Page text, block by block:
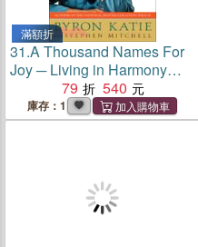
滿額折
31.A Thousand Names For
Joy ─ Living in Harmony
With the Way Things Are
79 540
庫存：1